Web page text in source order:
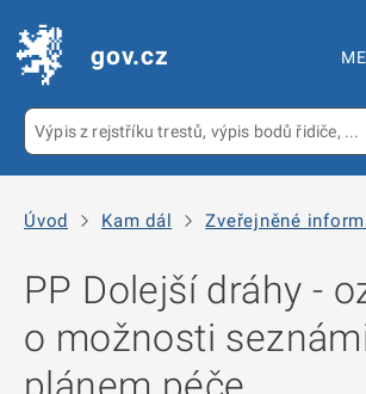
gov.cz
Úvod Kam dál Zveřejněné
PP Dolejší dráhy -
o možnosti